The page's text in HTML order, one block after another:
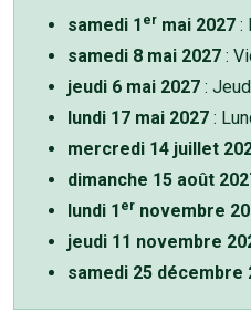
samedi 1 er mai 2027 :
samedi 8 mai 2027 :
jeudi 6 mai 2027 :
lundi 17 mai 2027 :
mercredi 14 juillet
dimanche 15 août
lundi 1 er novembre
jeudi 11 novembre
samedi 25 décembre